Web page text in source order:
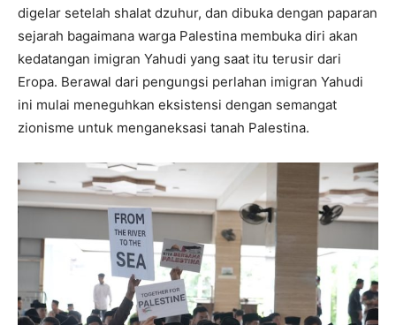
digelar setelah shalat dzuhur, dan dibuka dengan paparan
sejarah bagaimana warga Palestina membuka diri akan
kedatangan imigran Yahudi yang saat itu terusir dari
Eropa. Berawal dari pengungsi perlahan imigran Yahudi
ini mulai meneguhkan eksistensi dengan semangat
zionisme untuk menganeksasi tanah Palestina.